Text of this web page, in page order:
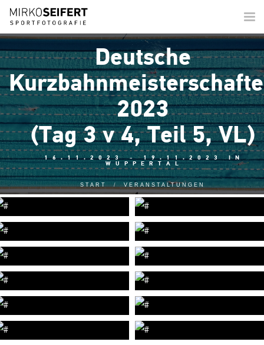
Deutsche
2023
(Tag 3 v 4, Teil 5, VL)
16.11.2023 - 19.11.2023 IN
WUPPERTAL
START VERANSTALTUNGEN